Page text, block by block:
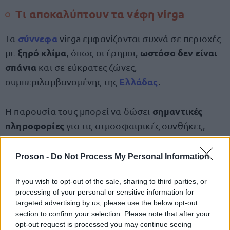
Proson - Do Not Process My Personal Information
If you wish to opt-out of the sale, sharing to third parties, or
processing of your personal or sensitive information for
targeted advertising by us, please use the below opt-out
section to confirm your selection. Please note that after your
opt-out request is processed you may continue seeing
Τι αποκαλύπτουν τα νέφη virga
Τα σύννεφαvirga εμφανίζονται συχνά σε περιοχές
με ξηρό κλίμα, όπως οι έρημοι, ωστόσο δεν είναι
σπάνια και σε εύκρατες ζώνες,
συμπεριλαμβανομένης της Ελλάδας.
Η παρουσία τους μπορεί να δώσει σημαντικές
πληροφορίες για τις ατμοσφαιρικές συνθήκες,
καθώς:
χαμηλότερα στρώματα της ατμόσφαιρας,
ενδέχεταινα προκαλέσουν κατακόρυφα
ρεύματα αέρα, όπως τα λεγόμενα microbursts,